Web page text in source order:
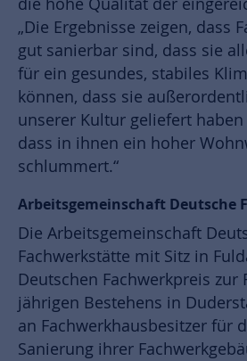
die hohe Qualität der
„Die Ergebnisse zeigen, dass
gut sanierbar sind, dass sie
für ein gesundes, stabiles
können, dass sie
unserer Kultur geliefert
dass in ihnen ein hoher
schlummert.“
Arbeitsgemeinschaft Deutsche
Die Arbeitsgemeinschaft
Fachwerkstätte mit Sitz in
Deutschen Fachwerkpreis zur
jährigen Bestehens in
an Fachwerkhausbesitzer für
Sanierung ihrer